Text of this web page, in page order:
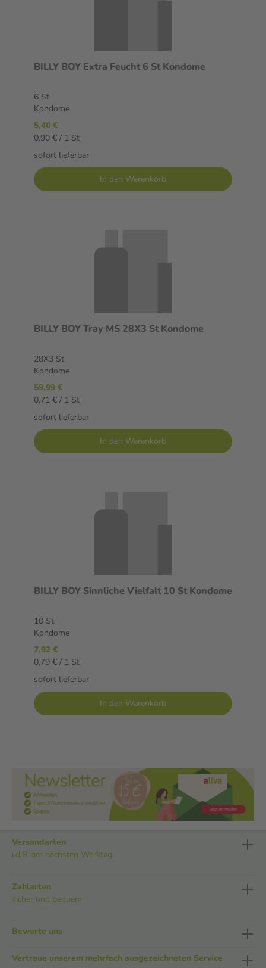
BILLY BOY Extra Feucht 6 St Kondome
6 St
Kondome
5,40 €
0,90 € / 1 St
sofort lieferbar
In den Warenkorb
BILLY BOY Tray MS 28X3 St Kondome
28X3 St
Kondome
59,99 €
0,71 € / 1 St
sofort lieferbar
In den Warenkorb
BILLY BOY Sinnliche Vielfalt 10 St Kondome
10 St
Kondome
7,92 €
0,79 € / 1 St
sofort lieferbar
In den Warenkorb
Versandarten
i.d.R. am nächsten Werktag
Zahlarten
sicher und bequem
Bewerte uns
Vertraue unserem mehrfach ausgezeichneten Service